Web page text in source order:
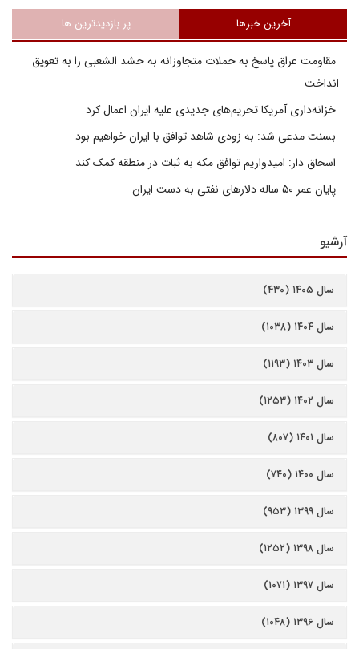
آخرین خبرها پر بازدیدترین ها
مقاومت عراق پاسخ به حملات متجاوزانه به حشد الشعبی را به تعویق
انداخت
خزانه‌داری آمریکا تحریم‌های جدیدی علیه ایران اعمال کرد
بسنت مدعی شد: به زودی شاهد توافق با ایران خواهیم بود
اسحاق دار: امیدواریم توافق مکه به ثبات در منطقه کمک کند
پایان عمر ۵۰ ساله دلارهای نفتی به دست ایران
آرشیو
سال ۱۴۰۵ (۴۳۰)
سال ۱۴۰۴ (۱۰۳۸)
سال ۱۴۰۳ (۱۱۹۳)
سال ۱۴۰۲ (۱۲۵۳)
سال ۱۴۰۱ (۸۰۷)
سال ۱۴۰۰ (۷۴۰)
سال ۱۳۹۹ (۹۵۳)
سال ۱۳۹۸ (۱۲۵۲)
سال ۱۳۹۷ (۱۰۷۱)
سال ۱۳۹۶ (۱۰۴۸)